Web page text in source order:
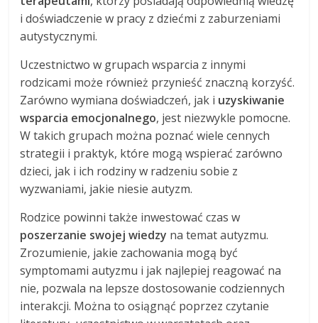
i doświadczenie w pracy z dziećmi z zaburzeniami
autystycznymi.
Uczestnictwo w grupach wsparcia z innymi
rodzicami może również przynieść znaczną korzyść.
Zarówno wymiana doświadczeń, jak i uzyskiwanie
wsparcia emocjonalnego, jest niezwykle pomocne.
W takich grupach można poznać wiele cennych
strategii i praktyk, które mogą wspierać zarówno
dzieci, jak i ich rodziny w radzeniu sobie z
wyzwaniami, jakie niesie autyzm.
Rodzice powinni także inwestować czas w
poszerzanie swojej wiedzy na temat autyzmu.
Zrozumienie, jakie zachowania mogą być
symptomami autyzmu i jak najlepiej reagować na
nie, pozwala na lepsze dostosowanie codziennych
interakcji. Można to osiągnąć poprzez czytanie